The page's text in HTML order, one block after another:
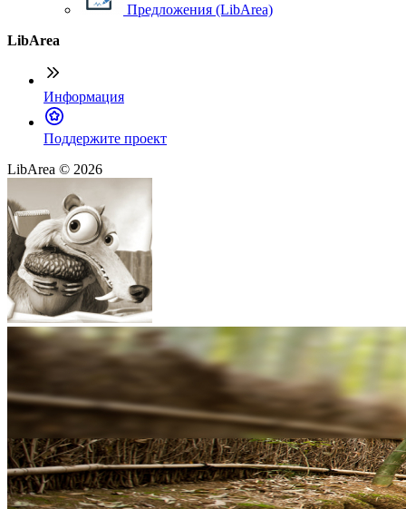
Предложения (LibArea)
LibArea
Информация
Поддержите проект
LibArea © 2026